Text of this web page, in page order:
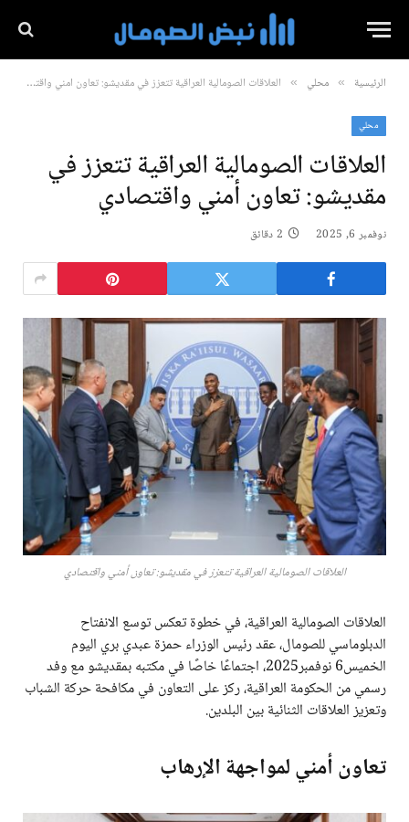
الرئيسية » محلي » العلاقات الصومالية العراقية تتعزز في مقديشو: تعاون أمني واقتصادي
محلي
العلاقات الصومالية العراقية تتعزز في
مقديشو: تعاون أمني واقتصادي
نوفمبر 6, 2025 2 دقائق
العلاقات الصومالية العراقية تتعزز في مقديشو: تعاون أمني واقتصادي
العلاقات الصومالية العراقية، في خطوة تعكس توسع الانفتاح
الدبلوماسي للصومال، عقد رئيس الوزراء حمزة عبدي بري اليوم
الخميس6 نوفمبر2025، اجتماعًا خاصًا في مكتبه بمقديشو مع وفد
رسمي من الحكومة العراقية، ركز على التعاون في مكافحة حركة الشباب
وتعزيز العلاقات الثنائية بين البلدين.
تعاون أمني لمواجهة الإرهاب